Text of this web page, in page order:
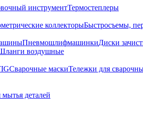
инструментТермостеплеры
коллекторыБыстросъемы,
ПневмошлифмашинкиДиски
воздушные
Сварочные маскиТележки для
мытья деталей